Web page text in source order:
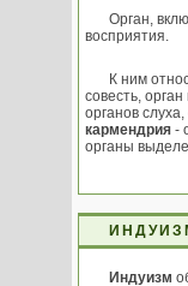
Орган,
восприятия.
К ним
совесть,
органов
кармендрия -
органы
Индуизм